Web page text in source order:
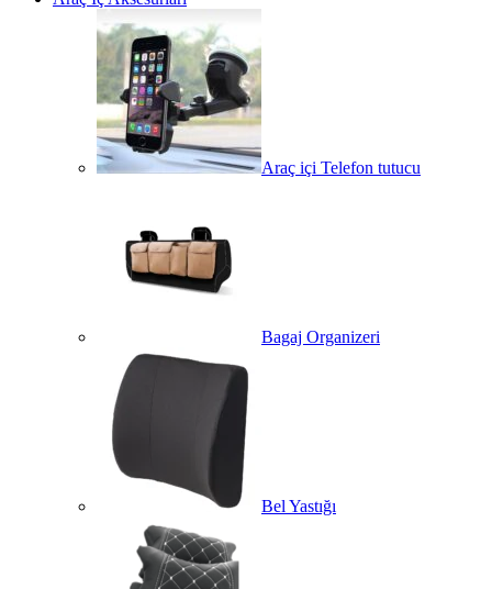
Araç içi Telefon tutucu
Bagaj Organizeri
Bel Yastığı